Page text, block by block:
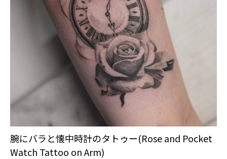
腕にバラと懐中時計のタトゥー(Rose and Pocket
Watch Tattoo on Arm)